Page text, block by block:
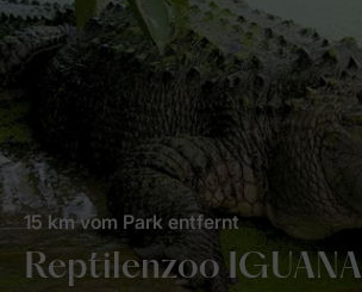
Reptilenzoo IGUANA
15 km vom Park entfernt